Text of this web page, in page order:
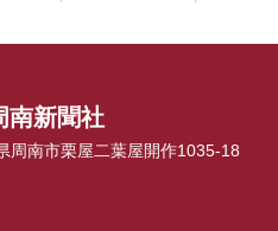
南新聞社
周南市栗屋二葉屋開作1035-18